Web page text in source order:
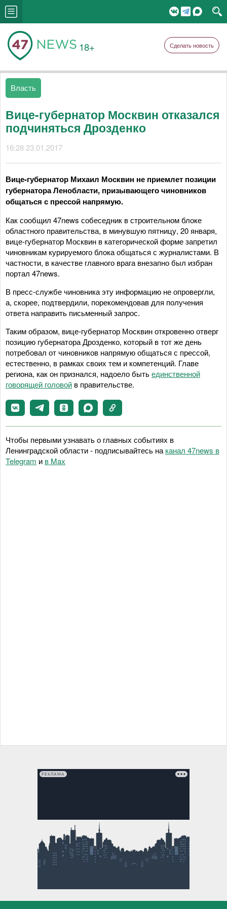
18+ Сделать новость
Власть
Вице-губернатор Москвин отказался
подчиняться Дрозденко
16:28 23.01.2017
Вице-губернатор Михаил Москвин не приемлет позиции
губернатора Ленобласти, призывающего чиновников
общаться с прессой напрямую.
Как сообщил 47news собеседник в строительном блоке
областного правительства, в минувшую пятницу, 20 января,
вице-губернатор Москвин в категорической форме запретил
чиновникам курируемого блока общаться с журналистами. В
частности, в качестве главного врага внезапно был избран
портал 47news.
В пресс-службе чиновника эту информацию не опровергли,
а, скорее, подтвердили, порекомендовав для получения
ответа направить письменный запрос.
Таким образом, вице-губернатор Москвин откровенно отверг
позицию губернатора Дрозденко, который в тот же день
потребовал от чиновников напрямую общаться с прессой,
естественно, в рамках своих тем и компетенций. Главе
региона, как он признался, надоело бытьединственной
говорящей головой в правительстве.
Чтобы первыми узнавать о главных событиях в
Ленинградской области - подписывайтесь на канал 47news в
Telegram и в Maх
РЕКЛАМА